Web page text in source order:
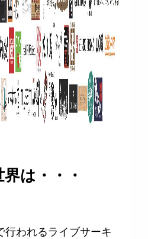
は・・・
行われるライブサーキ